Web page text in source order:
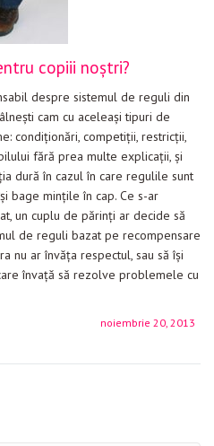
copiii noştri?
despre sistemul de reguli din
cam cu aceleaşi tipuri de
condiţionări, competiţii, restricţii,
fără prea multe explicaţii, şi
dură în cazul în care regulile sunt
bage minţile în cap. Ce s-ar
un cuplu de părinţi ar decide să
de reguli bazat pe recompensare
nu ar învăţa respectul, sau să îşi
învaţă să rezolve problemele cu
noiembrie 20, 2013